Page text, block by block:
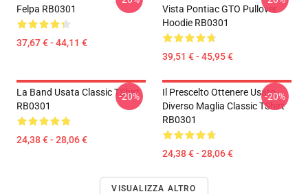
Felpa RB0301
37,67 € - 44,11 €
Vista Pontiac GTO Pullover
Hoodie RB0301
39,51 € - 45,95 €
La Band Usata Classic TShirt
RB0301
24,38 € - 28,06 €
-20%
Il Prescelto Ottenere Usato
Diverso Maglia Classic TShirt
RB0301
24,38 € - 28,06 €
-20%
VISUALIZZA ALTRO